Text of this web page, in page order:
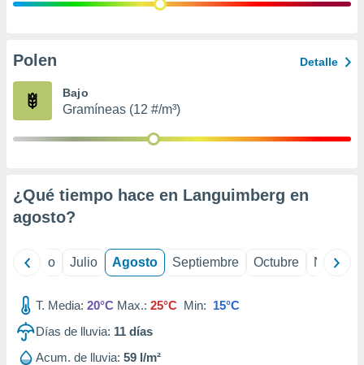
e
publicidad
Polen Detalle
Bajo
Gramíneas (12 #/m³)
¿Qué tiempo hace en Languimberg en
agosto?
Junio Julio Agosto Septiembre Octubre
T. Media: 20°C Max.: 25°C Min: 15°C
Días de lluvia: 11 días
Acum. de lluvia: 59 l/m²